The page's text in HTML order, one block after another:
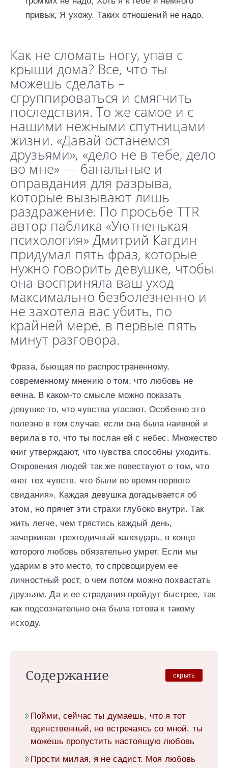
привык, Я ухожу. Таких отношений не надо.
Как не сломать ногу, упав с
крыши дома? Все, что ты
можешь сделать –
сгруппироваться и смягчить
последствия. То же самое и с
нашими нежными спутницами
жизни. «Давай останемся
друзьями», «дело не в тебе, дело
во мне» — банальные и
оправдания для разрыва,
которые вызывают лишь
раздражение. По просьбе TTR
автор паблика «Уютненькая
психология» Дмитрий Кагдин
придумал пять фраз, которые
нужно говорить девушке, чтобы
она восприняла ваш уход
максимально безболезненно и
не захотела вас убить, по
крайней мере, в первые пять
минут разговора.
Фраза, бьющая по распространенному,
современному мнению о том, что любовь не
вечна. В каком-то смысле можно показать
девушке то, что чувства угасают. Особенно это
полезно в том случае, если она была наивной и
верила в то, что ты послан ей с небес. Множество
книг утверждают, что чувства способны уходить.
Откровения людей так же повествуют о том, что
«нет тех чувств, что были во время первого
свидания». Каждая девушка догадывается об
этом, но прячет эти страхи глубоко внутри. Так
жить легче, чем трястись каждый день,
зачеркивая трехгодичный календарь, в конце
которого любовь обязательно умрет. Если мы
ударим в это место, то спровоцируем ее
личностный рост, о чем потом можно похвастать
друзьям. Да и ее страдания пройдут быстрее, так
как подсознательно она была готова к такому
исходу.
Содержание скрыть
Пойми, сейчас ты думаешь, что я тот
единственный, но встречаясь со мной, ты
можешь пропустить настоящую любовь
Прости милая, я не садист. Моя любовь